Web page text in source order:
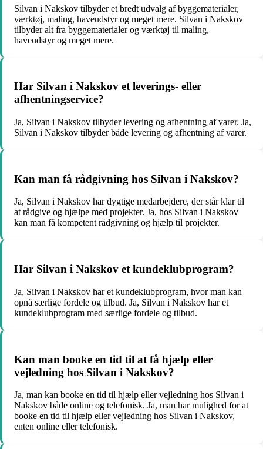
Silvan i Nakskov tilbyder et bredt udvalg af byggematerialer,
værktøj, maling, haveudstyr og meget mere. Silvan i Nakskov
tilbyder alt fra byggematerialer og værktøj til maling,
haveudstyr og meget mere.
Har Silvan i Nakskov et leverings- eller
afhentningservice?
Ja, Silvan i Nakskov tilbyder levering og afhentning af varer. Ja,
Silvan i Nakskov tilbyder både levering og afhentning af varer.
Kan man få rådgivning hos Silvan i Nakskov?
Ja, Silvan i Nakskov har dygtige medarbejdere, der står klar til
at rådgive og hjælpe med projekter. Ja, hos Silvan i Nakskov
kan man få kompetent rådgivning og hjælp til projekter.
Har Silvan i Nakskov et kundeklubprogram?
Ja, Silvan i Nakskov har et kundeklubprogram, hvor man kan
opnå særlige fordele og tilbud. Ja, Silvan i Nakskov har et
kundeklubprogram med særlige fordele og tilbud.
Kan man booke en tid til at få hjælp eller
vejledning hos Silvan i Nakskov?
Ja, man kan booke en tid til hjælp eller vejledning hos Silvan i
Nakskov både online og telefonisk. Ja, man har mulighed for at
booke en tid til hjælp eller vejledning hos Silvan i Nakskov,
enten online eller telefonisk.